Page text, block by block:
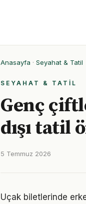
Anasayfa · Seyahat & Tatil
SEYAHAT & TATIL
Genç
dışı tatil
5 Temmuz 2026
Uçak biletlerinde